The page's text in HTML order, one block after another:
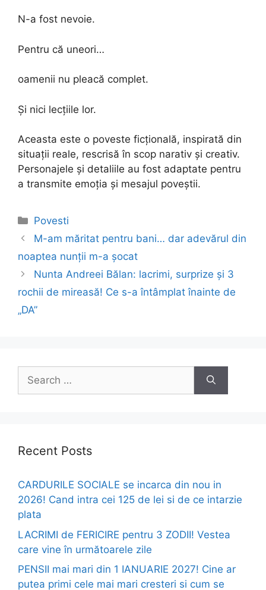
N-a fost nevoie.
Pentru că uneori…
oamenii nu pleacă complet.
Și nici lecțiile lor.
Aceasta este o poveste ficțională, inspirată din
situații reale, rescrisă în scop narativ și creativ.
Personajele și detaliile au fost adaptate pentru
a transmite emoția și mesajul poveștii.
Categories
Povesti
Post
navigation
M-am măritat pentru bani… dar adevărul din
noaptea nunții m-a șocat
Nunta Andreei Bălan: lacrimi, surprize și 3
rochii de mireasă! Ce s-a întâmplat înainte de
„DA”
Search
for:
Recent Posts
CARDURILE SOCIALE se incarca din nou in
2026! Cand intra cei 125 de lei si de ce intarzie
plata
LACRIMI de FERICIRE pentru 3 ZODII! Vestea
care vine în următoarele zile
PENSII mai mari din 1 IANUARIE 2027! Cine ar
putea primi cele mai mari cresteri si cum se